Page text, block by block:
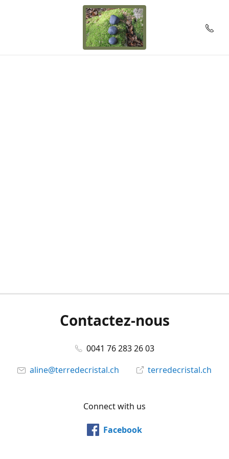
Contactez-nous
0041 76 283 26 03
aline@terredecristal.ch
terredecristal.ch
Connect with us
Facebook